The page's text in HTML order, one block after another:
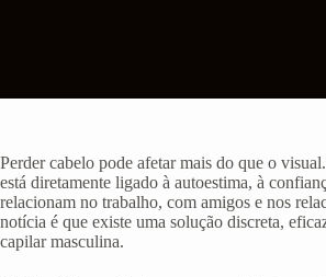
Perder cabelo pode afetar mais do que o
está diretamente ligado à autoestima, à
relacionam no trabalho, com amigos e nos
notícia é que existe uma solução discreta,
capilar masculina.